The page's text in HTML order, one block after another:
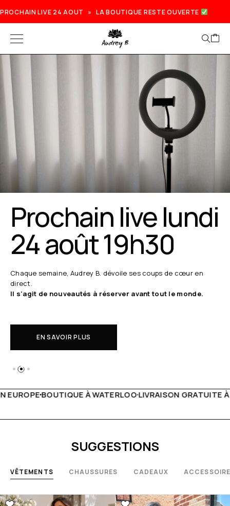
PROCHAIN LIVE 24 AOUT » LA BOUTIQUE RESTE OUVERTE
Prochain live lundi
24 août 19h30
Chaque semaine, Audrey B. dévoile ses coups de cœur en
direct.
Il s'agit de nouveautés à réserver avant tout le monde.
EN SAVOIR PLUS
LIVRAISON GRATUITE À PARTIR DE 150€LIVE
SUGGESTIONS
VÊTEMENTS CHAUSSURES CADEAUX